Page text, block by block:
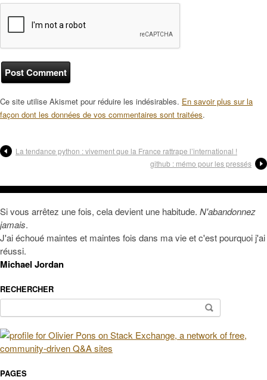
Ce site utilise Akismet pour réduire les indésirables. En savoir plus sur la
façon dont les données de vos commentaires sont traitées.
La tendance python : vivement que la France rattrape l’international !
github : mémo pour les pressés
Si vous arrêtez une fois, cela devient une habitude. N'abandonnez
jamais.
J'ai échoué maintes et maintes fois dans ma vie et c'est pourquoi j'ai
réussi.
Michael Jordan
RECHERCHER
PAGES